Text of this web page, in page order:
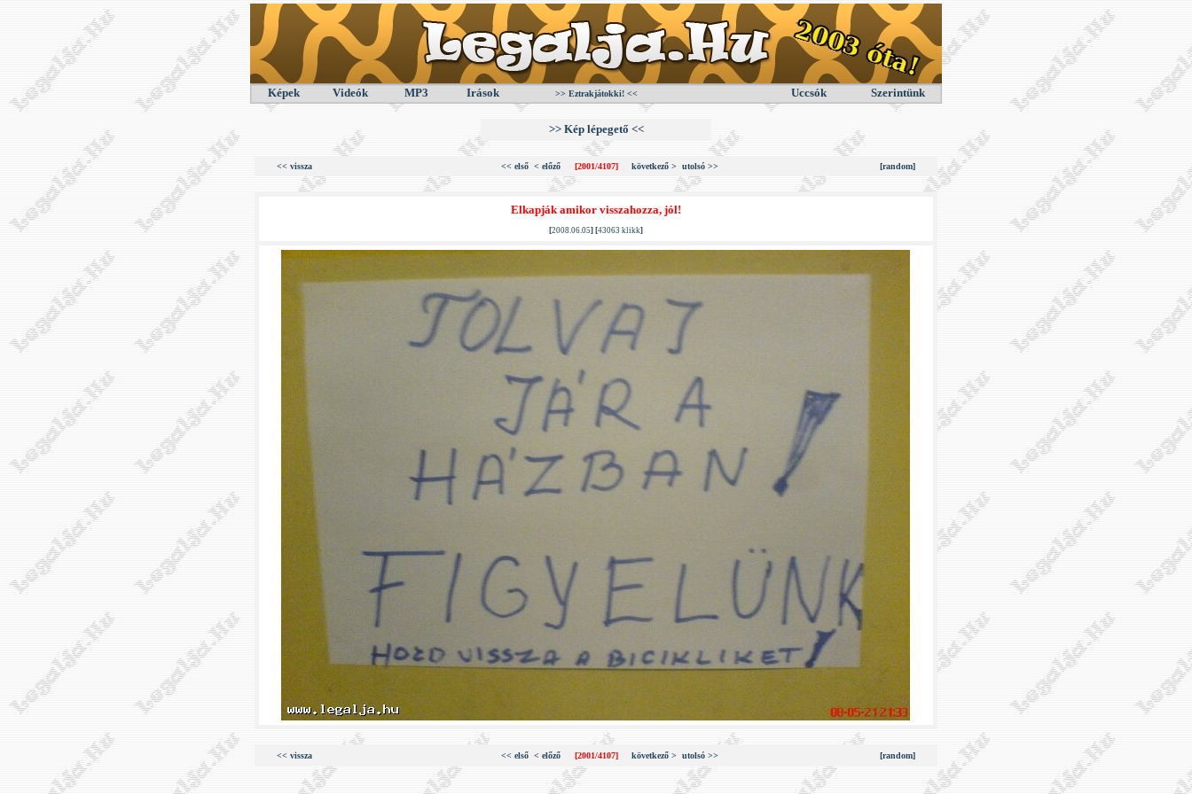
Képek Videók MP3 Irások >> Eztrakjátokki! << Uccsók Szerintünk
>> Kép lépegető <<
<< vissza << első < előző [2001/4107] következő > utolsó >> [random]
Elkapják amikor visszahozza, jól!
[2008.06.05] [43063 klikk]
<< vissza << első < előző [2001/4107] következő > utolsó >> [random]